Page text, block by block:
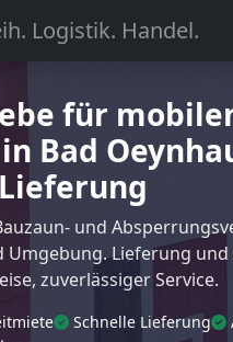
Logistik. Handel.
für
Bad
und
Umgebung. Lieferung und
zuverlässiger Service.
Schnelle Lieferung